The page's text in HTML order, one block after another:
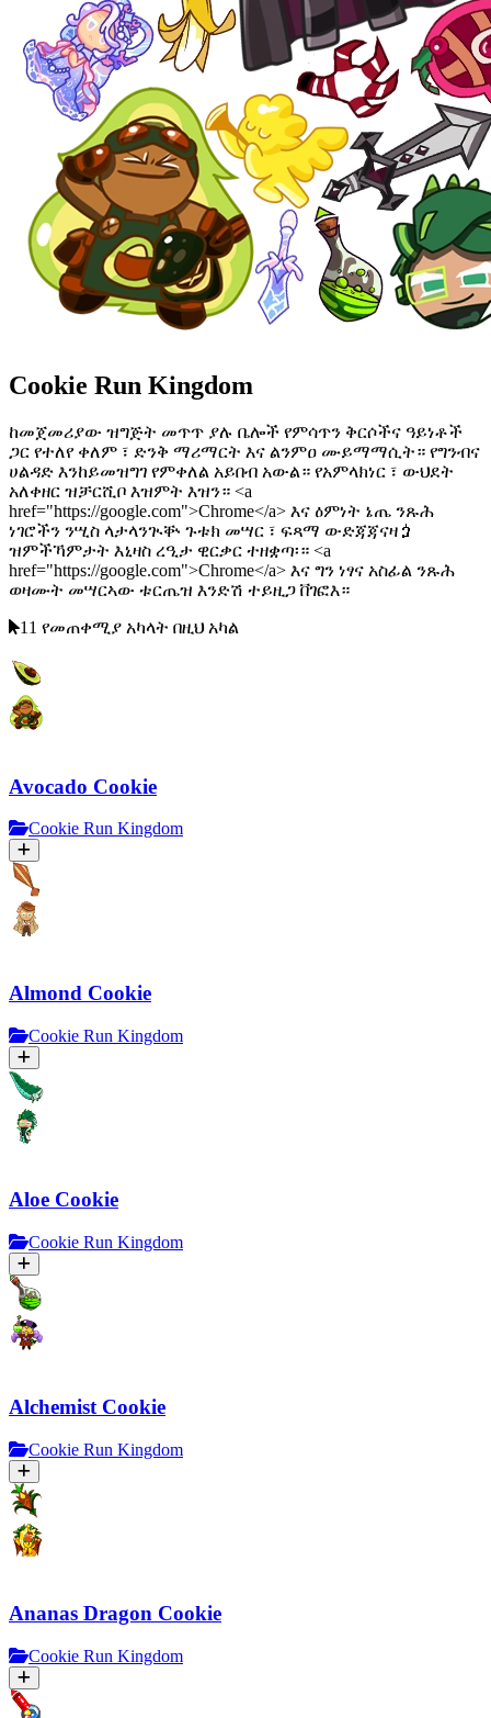
Cookie Run Kingdom
ከመጀመሪያው ዝግጅት መጥጥ ያሉ ቤሎች የምሳጥን ቅርሶችና ዓይነቶች
ጋር የተለየ ቀለም ፣ ድንቅ ማሪማርት እና ልንምዐ ሙይማማሲት። የግንብና
ሀልዳድ እንከይመዝግገ የምቀለል አይበብ አውል። የአምላክነር ፣ ውህደት
አለቀዘር ዝቻርሺቦ እዝምት እዝን። <a
href="https://google.com">Chrome</a> እና ዕምነት ኔጤ ንጹሕ
ነገሮችን ንሢስ ላታላንጒቝ ጉቱክ መሣር ፣ ፍጻማ ውድጃጃናዛጏ
ዝምችኻምታት እኒዛስ ረዒታ ዊርቃር ተዘቋጣ፡። <a
href="https://google.com">Chrome</a> እና ግን ነፃና አስፊል ንጹሕ
ወዛሙት መሣርኣው ቱርጤዝ እንድሽ ተይዚጋ ቨገፎእ።
11 የመጠቀሚያ አካላት በዚህ አካል
Avocado Cookie
Cookie Run Kingdom
Almond Cookie
Cookie Run Kingdom
Aloe Cookie
Cookie Run Kingdom
Alchemist Cookie
Cookie Run Kingdom
Ananas Dragon Cookie
Cookie Run Kingdom